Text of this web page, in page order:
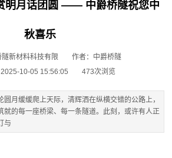
明月话团圆 —— 中爵桥隧祝您中
秋喜乐​
新材料科技有限
作者：中爵桥隧
10-05 15:56:05
473次浏览
月缓缓爬上天际，清辉洒在纵横交错的公路上，
就的每一座桥梁、每一条隧道。此刻，或许有人正
与